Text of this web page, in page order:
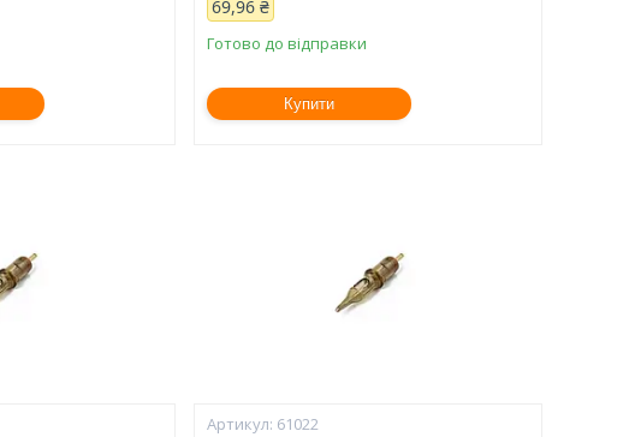
69,96 ₴
Готово до відправки
Купити
61022